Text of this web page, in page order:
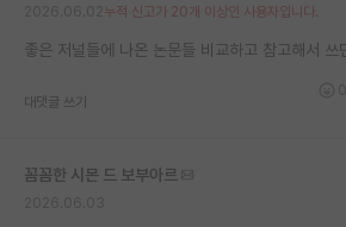
누적 신고가 20개 이상인 사용자입니다.
좋은 저널들에 나온 논문들 비교하고 참고해서 쓰
대댓글 쓰기
꼼꼼한 시몬 드 보부아르